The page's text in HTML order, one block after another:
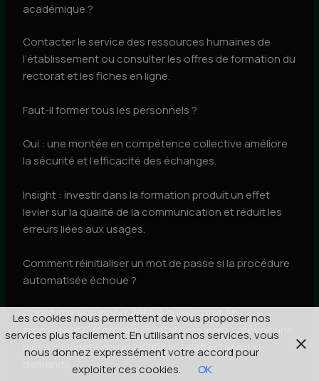
académique ?
Contacter le service des ressources humaines de
l’établissement ou consulter les offres de formation du
rectorat et les fiches en ligne.
Faut-il former tous les personnels ?
Oui : une montée en compétence collective améliore
la sécurité et l’efficacité des échanges.
Insight : investir dans la formation produit un effet
levier sur la qualité de la communication et réduit les
erreurs liées aux usages.
Comment réinitialiser un mot de passe si la procédure
automatisée échoue ?
Contacter le support ARENA du rectorat en
fournissant l’identifiant et l’établissement ; prévoir une
pièce d’identité ou un justificatif d’affectation si
demandé.
Les cookies nous permettent de vous proposer nos
services plus facilement. En utilisant nos services, vous
nous donnez expressément votre accord pour
exploiter ces cookies.
OK